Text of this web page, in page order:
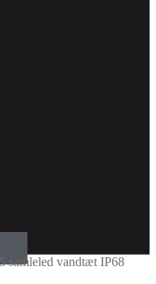
samleled vandtæt IP68